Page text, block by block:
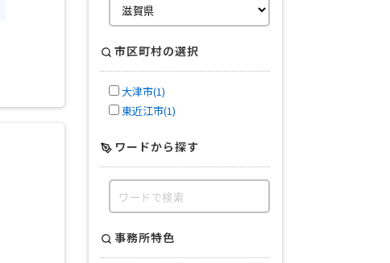
市区町村の選択
大津市(1)
東近江市(1)
ワードから探す
事務所特色